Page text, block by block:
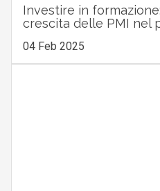
Investire in
crescita delle PMI nel
04 Feb 2025